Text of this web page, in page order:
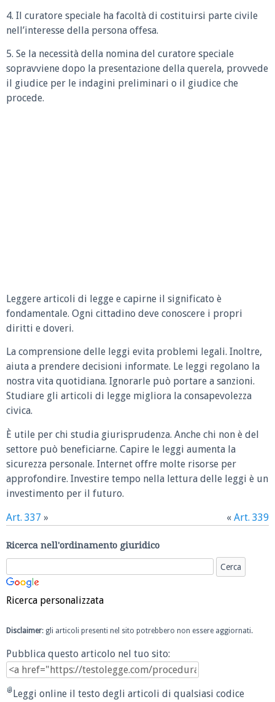
4. Il curatore speciale ha facoltà di costituirsi parte civile
nell’interesse della persona offesa.
5. Se la necessità della nomina del curatore speciale
sopravviene dopo la presentazione della querela, provvede
il giudice per le indagini preliminari o il giudice che
procede.
Leggere articoli di legge e capirne il significato è
fondamentale. Ogni cittadino deve conoscere i propri
diritti e doveri.
La comprensione delle leggi evita problemi legali. Inoltre,
aiuta a prendere decisioni informate. Le leggi regolano la
nostra vita quotidiana. Ignorarle può portare a sanzioni.
Studiare gli articoli di legge migliora la consapevolezza
civica.
È utile per chi studia giurisprudenza. Anche chi non è del
settore può beneficiarne. Capire le leggi aumenta la
sicurezza personale. Internet offre molte risorse per
approfondire. Investire tempo nella lettura delle leggi è un
investimento per il futuro.
Art. 337 » « Art. 339
Ricerca nell'ordinamento giuridico
Ricerca personalizzata
Disclaimer: gli articoli presenti nel sito potrebbero non essere aggiornati.
Pubblica questo articolo nel tuo sito:
Leggi online il testo degli articoli di qualsiasi codice